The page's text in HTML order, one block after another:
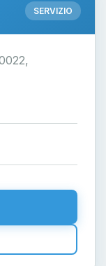
SERVIZIO